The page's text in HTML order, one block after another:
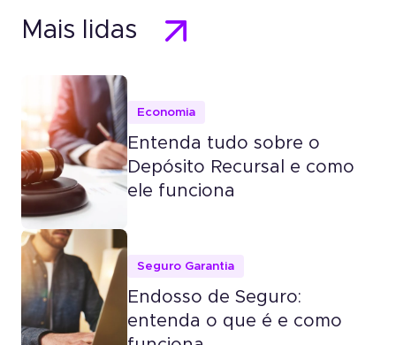
Mais lidas
Economia
Entenda tudo sobre o
Depósito Recursal e como
ele funciona
Seguro Garantia
Endosso de Seguro:
entenda o que é e como